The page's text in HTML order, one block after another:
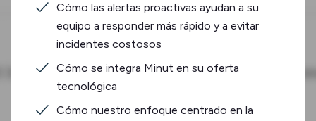
Cómo las alertas proactivas ayudan a su
equipo a responder más rápido y a evitar
incidentes costosos
Cómo se integra Minut en su oferta
tecnológica
Cómo nuestro enfoque centrado en la